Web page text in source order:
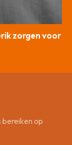
zorgen voor
bereiken op